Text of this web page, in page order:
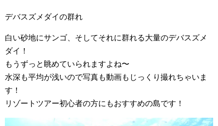
デバスズメダイの群れ
白い砂地にサンゴ、そしてそれに群れる大量のデバスズメ
ダイ！
もうずっと眺めていられますよね〜
水深も平均が浅いので写真も動画もじっくり撮れちゃいま
す！
リゾートツアー初心者の方にもおすすめの島です！